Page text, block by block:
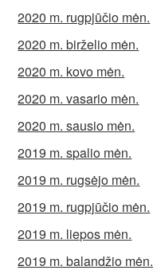
2020 m. rugpjūčio mėn.
2020 m. birželio mėn.
2020 m. kovo mėn.
2020 m. vasario mėn.
2020 m. sausio mėn.
2019 m. spalio mėn.
2019 m. rugsėjo mėn.
2019 m. rugpjūčio mėn.
2019 m. liepos mėn.
2019 m. balandžio mėn.